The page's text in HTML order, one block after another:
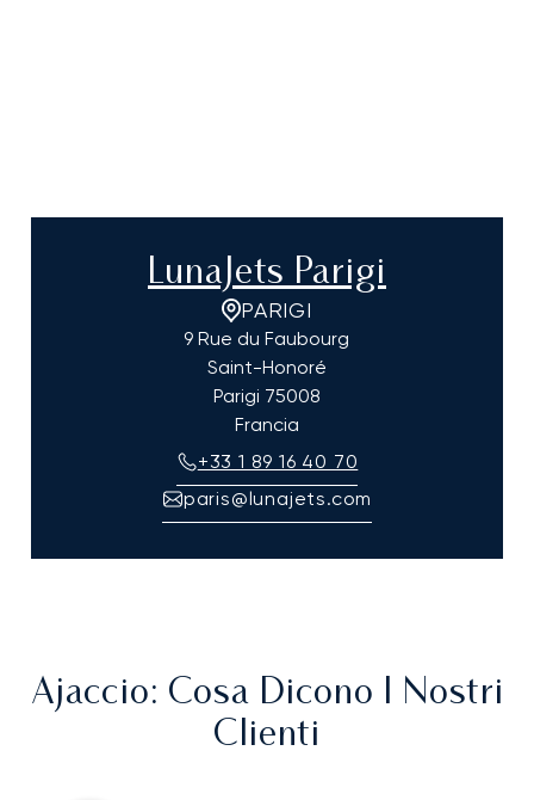
LunaJets Parigi
PARIGI
9 Rue du Faubourg
Saint-Honoré
Parigi 75008
Francia
+33 1 89 16 40 70
paris@lunajets.com
Ajaccio: Cosa Dicono I Nostri
Clienti